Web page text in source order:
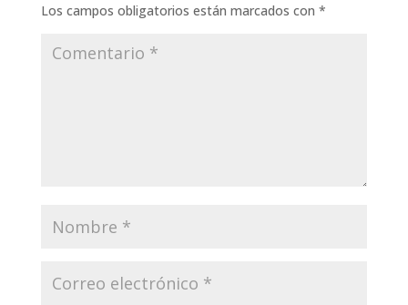
Los campos obligatorios están marcados con *